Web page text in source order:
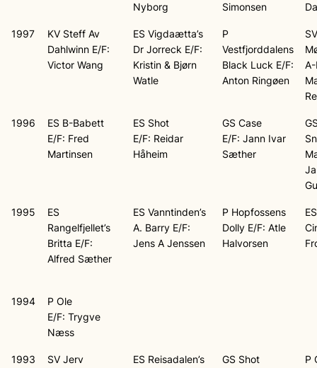
Nyborg
Simonsen
1997
KV Steff Av
Dahlwinn E/F:
Victor Wang
ES Vigdaætta’s
Dr Jorreck E/F:
Kristin & Bjørn
Watle
P
Vestfjorddalens
Black Luck E/F:
Anton Ringøen
SV
1996
ES B-Babett
E/F: Fred
Martinsen
ES Shot
E/F: Reidar
Håheim
GS Case
E/F: Jann Ivar
Sæther
1995
ES
Rangelfjellet’s
Britta E/F:
Alfred Sæther
ES Vanntinden’s
A. Barry E/F:
Jens A Jenssen
P Hopfossens
Dolly E/F: Atle
Halvorsen
1994
P Ole
E/F: Trygve
Næss
1993
SV Jerv
ES Reisadalen’s
GS Shot
P